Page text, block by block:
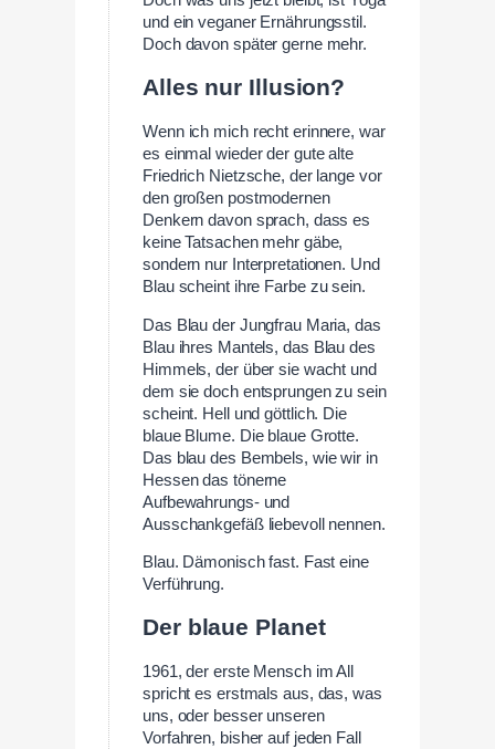
und ein veganer Ernährungsstil.
Doch davon später gerne mehr.
Alles nur Illusion?
Wenn ich mich recht erinnere, war
es einmal wieder der gute alte
Friedrich Nietzsche, der lange vor
den großen postmodernen
Denkern davon sprach, dass es
keine Tatsachen mehr gäbe,
sondern nur Interpretationen. Und
Blau scheint ihre Farbe zu sein.
Das Blau der Jungfrau Maria, das
Blau ihres Mantels, das Blau des
Himmels, der über sie wacht und
dem sie doch entsprungen zu sein
scheint. Hell und göttlich. Die
blaue Blume. Die blaue Grotte.
Das blau des Bembels, wie wir in
Hessen das tönerne
Aufbewahrungs- und
Ausschankgefäß liebevoll nennen.
Blau. Dämonisch fast. Fast eine
Verführung.
Der blaue Planet
1961, der erste Mensch im All
spricht es erstmals aus, das, was
uns, oder besser unseren
Vorfahren, bisher auf jeden Fall